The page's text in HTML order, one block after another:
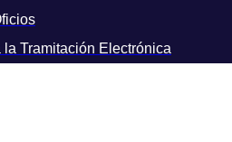
la Tramitación Electrónica